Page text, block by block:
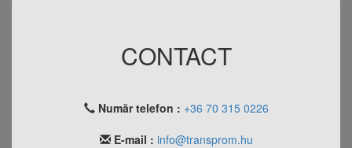
CONTACT
Număr telefon : +36 70 315 0226
E-mail : info@transprom.hu